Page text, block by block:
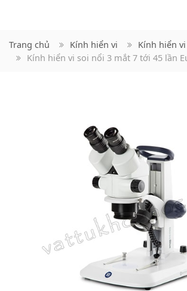
Trang chủ Kính hiển vi
Kính hiển
Kính hiển vi soi nổi 3 mắt 7 tới 45 lần